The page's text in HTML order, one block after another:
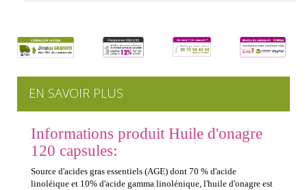
EN SAVOIR PLUS
Informations produit Huile d'onagre
120 capsules:
Source d'acides gras essentiels (AGE) dont 70 % d'acide
linoléique et 10% d'acide gamma linolénique, l'huile d'onagre est